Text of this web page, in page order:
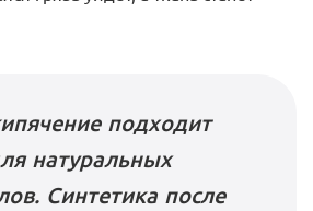
подходит
натуральных
Синтетика после